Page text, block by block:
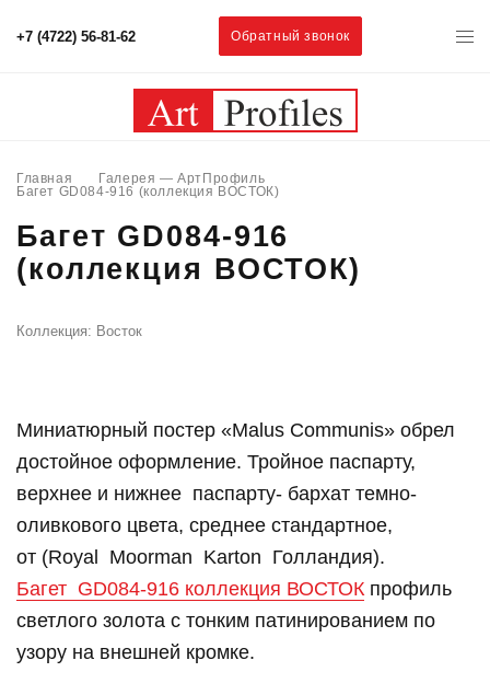
+7 (4722) 56-81-62 Обратный звонок
Главная
Галерея — АртПрофиль
Багет GD084-916 (коллекция ВОСТОК)
Багет GD084-916
(коллекция ВОСТОК)
Коллекция: Восток
Миниатюрный постер «Malus Communis» обрел
достойное оформление. Тройное паспарту,
верхнее и нижнее паспарту- бархат темно-
оливкового цвета, среднее стандартное,
от (Royal Moorman Karton Голландия).
Багет GD084-916 коллекция ВОСТОКпрофиль
светлого золота с тонким патинированием по
узору на внешней кромке.